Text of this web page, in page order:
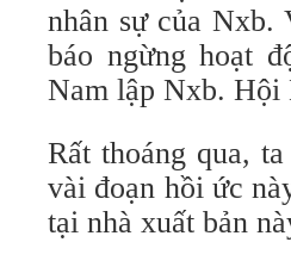
nhân sự của Nxb.
báo ngừng hoạt
Nam lập Nxb. Hội
Rất thoáng qua,
vài đoạn hồi ức
tại nhà xuất bản